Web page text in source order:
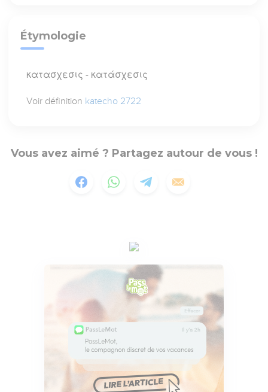
Étymologie
κατασχεσις - κατάσχεσις
Voir définition katecho 2722
Vous avez aimé ? Partagez autour de vous !